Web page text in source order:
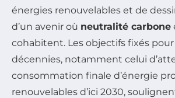
énergies renouvelables et de
d’un avenir où neutralité carbone
cohabitent. Les objectifs fixés
décennies, notamment celui
consommation finale d’énergie
renouvelables d’ici 2030,